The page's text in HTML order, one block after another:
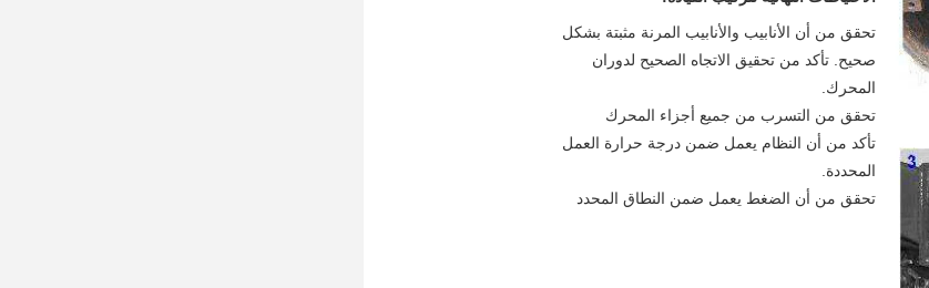
تحقق من أن الأنابيب والأنابيب المرنة مثبتة بشكل
صحيح. تأكد من تحقيق الاتجاه الصحيح لدوران
المحرك.
تحقق من التسرب من جميع أجزاء المحرك
تأكد من أن النظام يعمل ضمن درجة حرارة العمل
المحددة.
تحقق من أن الضغط يعمل ضمن النطاق المحدد